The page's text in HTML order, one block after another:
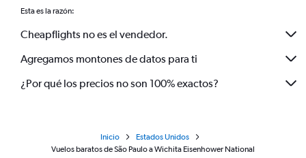
Esta es la razón:
Cheapflights no es el vendedor.
Agregamos montones de datos para ti
¿Por qué los precios no son 100% exactos?
Inicio
Estados Unidos
Vuelos baratos de São Paulo a Wichita Eisenhower National